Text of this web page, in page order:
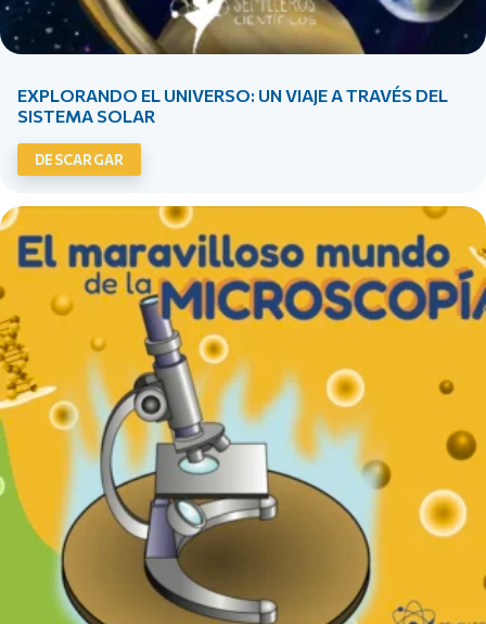
EXPLORANDO EL UNIVERSO: UN VIAJE A TRAVÉS DEL
SISTEMA SOLAR
DESCARGAR